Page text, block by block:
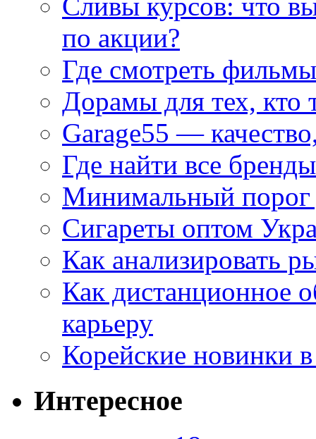
по акции?
Где смотреть
Дорамы для тех, кто
Garage55 —
Где найти все
Минимальный порог
Сигареты оптом
Как анализировать
Как дистанционное
карьеру
Корейские новинки
Интересное